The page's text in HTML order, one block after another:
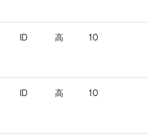
ID 高 10
ID 高 10